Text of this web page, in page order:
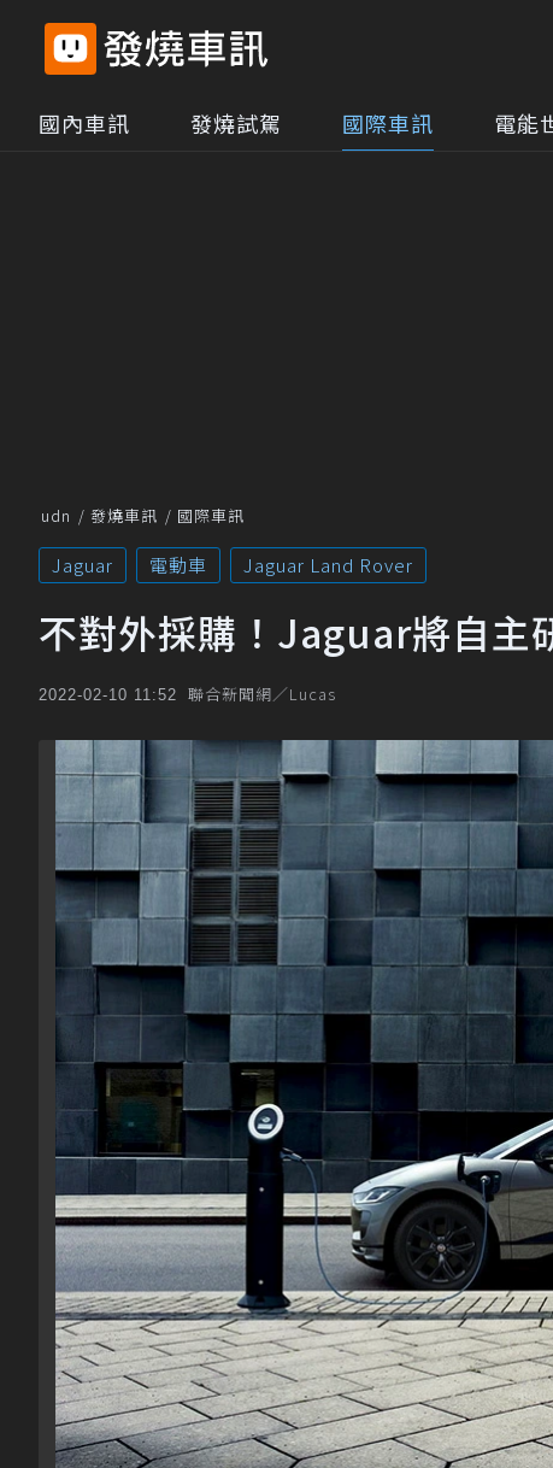
國內車訊 發燒試駕 國際車訊 電能
udn 發燒車訊 國際車訊
Jaguar 電動車 Jaguar Land Rover
不對外採購！Jaguar將自主
2022-02-10 11:52 聯合新聞網／Lucas